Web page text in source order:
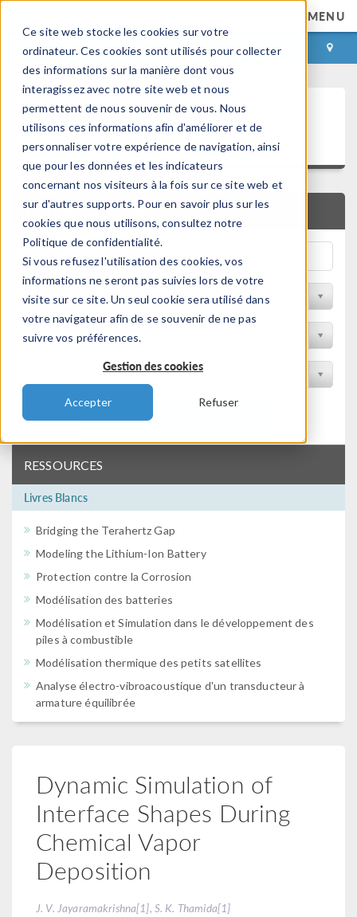
Ce site web stocke les cookies sur votre
ordinateur. Ces cookies sont utilisés pour collecter
des informations sur la manière dont vous
interagissez avec notre site web et nous
permettent de nous souvenir de vous. Nous
utilisons ces informations afin d'améliorer et de
personnaliser votre expérience de navigation, ainsi
que pour les données et les indicateurs
concernant nos visiteurs à la fois sur ce site web et
sur d'autres supports. Pour en savoir plus sur les
cookies que nous utilisons, consultez notre
Politique de confidentialité.
Si vous refusez l'utilisation des cookies, vos
informations ne seront pas suivies lors de votre
visite sur ce site. Un seul cookie sera utilisé dans
votre navigateur afin de se souvenir de ne pas
suivre vos préférences.
Gestion des cookies
Accepter Refuser
MENU
CONNEXION CONTACT
Articles techniques et
présentations
RECHERCHE RAPIDE
Filtrer par domaine physique
Filtrer par Industrie
Filtrer par conférence
RESSOURCES
Livres Blancs
Bridging the Terahertz Gap
Modeling the Lithium-Ion Battery
Protection contre la Corrosion
Modélisation des batteries
Modélisation et Simulation dans le développement des
piles à combustible
Modélisation thermique des petits satellites
Analyse électro-vibroacoustique d'un transducteur à
armature équilibrée
Dynamic Simulation of
Interface Shapes During
Chemical Vapor
Deposition
J. V. Jayaramakrishna[1], S. K. Thamida[1]